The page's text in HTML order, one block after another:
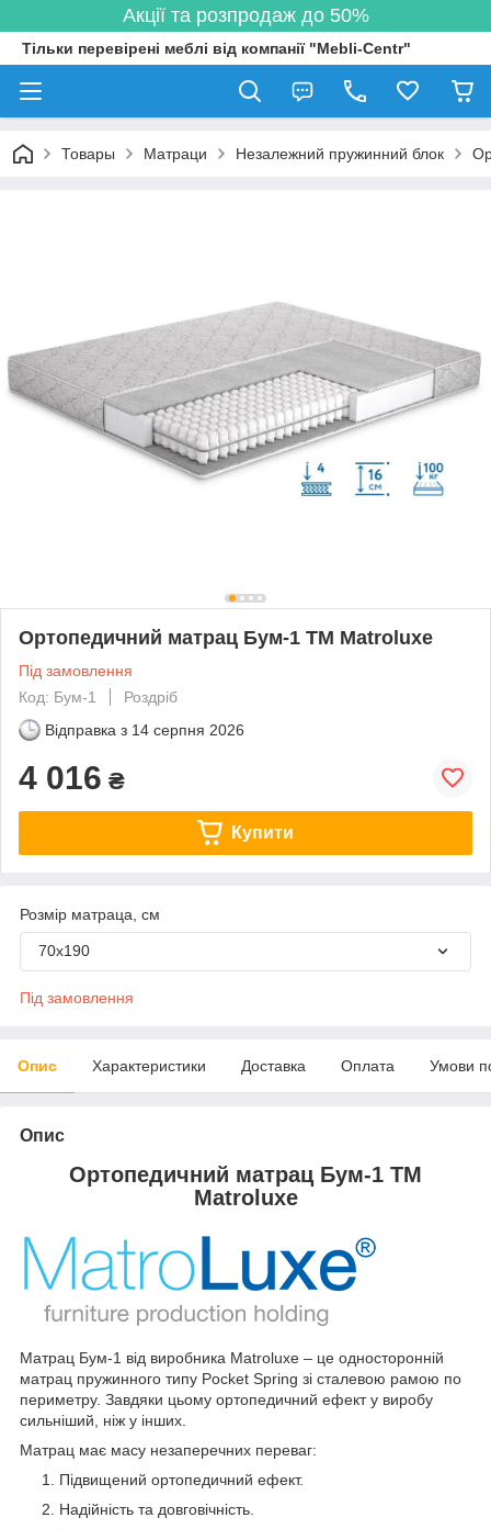
Акції та розпродаж до 50%
Тільки перевірені меблі від компанії "Mebli-Centr"
Товары Матраци Незалежний пружинний блок
Ортопедичний матрац Бум-1 TM Matroluxe
Під замовлення
Код: Бум-1
Роздріб
Відправка з 14 серпня 2026
4 016 ₴
Купити
Розмір матраца, см
70х190
Під замовлення
Опис Характеристики Доставка Оплата Умови
Опис
Ортопедичний матрац Бум-1 TM
Matroluxe
Матрац Бум-1 від виробника Matroluxe – це односторонній
матрац пружинного типу Pocket Spring зі сталевою рамою по
периметру. Завдяки цьому ортопедичний ефект у виробу
сильніший, ніж у інших.
Матрац має масу незаперечних переваг:
Підвищений ортопедичний ефект.
Надійність та довговічність.